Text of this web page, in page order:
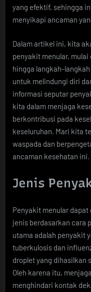
yang efektif, sehingga
menyikapi ancaman
Dalam artikel ini, kita
penyakit menular,
hingga langkah-
untuk melindungi diri
informasi seputar
kita dalam menjaga
berkontribusi pada
keseluruhan. Mari kita
waspada dan
ancaman kesehatan ini.
Jenis
Penyakit menular
jenis berdasarkan cara
utama adalah penyakit
tuberkulosis dan
droplet yang dihasilkan
Oleh karena itu,
menghindari kontak